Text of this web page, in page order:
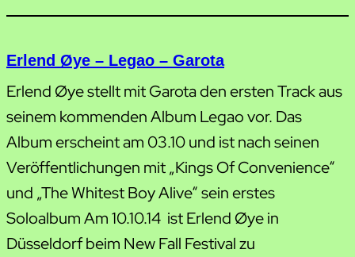
Erlend Øye – Legao – Garota
Erlend Øye stellt mit Garota den ersten Track aus
seinem kommenden Album Legao vor. Das
Album erscheint am 03.10 und ist nach seinen
Veröffentlichungen mit „Kings Of Convenience“
und „The Whitest Boy Alive“ sein erstes
Soloalbum Am 10.10.14 ist Erlend Øye in
Düsseldorf beim New Fall Festival zu